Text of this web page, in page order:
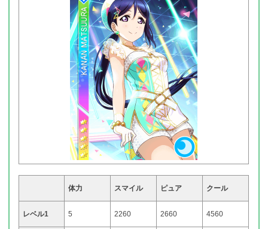
体力 スマイル ピュア クール
レベル1 5 2260 2660 4560